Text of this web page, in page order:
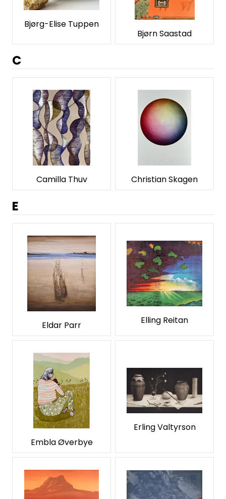
Bjørg-Elise Tuppen
Bjørn Saastad
C
Camilla Thuv Christian Skagen
E
Eldar Parr Elling Reitan
Embla Øverbye
Erling Valtyrson